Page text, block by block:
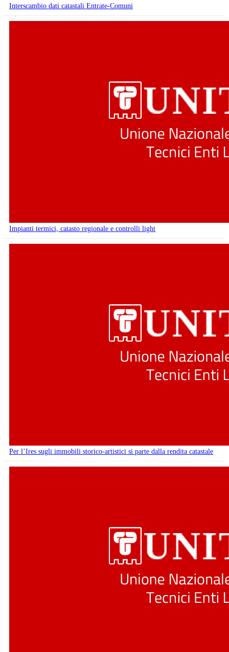
Interscambio dati catastali Entrate-Comuni
Impianti termici, catasto regionale e controlli light
Per l’Ires sugli immobili storico-artistici si parte dalla rendita catastale